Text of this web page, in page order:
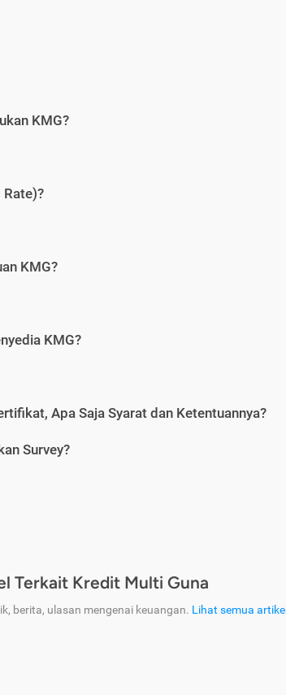
KMG?
KMG?
KMG?
Apa Saja Syarat dan Ketentuannya?
Survey?
Terkait Kredit Multi Guna
berita, ulasan mengenai keuangan. Lihat semua artikel